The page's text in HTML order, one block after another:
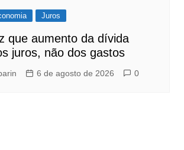
Juros
que aumento da dívida
juros, não dos gastos
6 de agosto de 2026 0